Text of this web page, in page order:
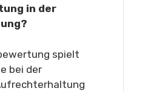
in der
spielt
bei der